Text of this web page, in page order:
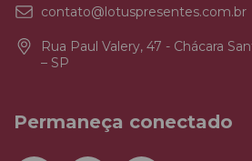
contato@lotuspresentes.com.br
Rua Paul Valery, 47 - Chácara
– SP
Permaneça conectado